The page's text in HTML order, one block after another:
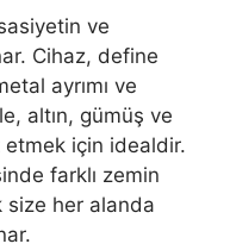
ve
Cihaz, define
ayrımı ve
altın, gümüş ve
için idealdir.
farklı zemin
size her alanda